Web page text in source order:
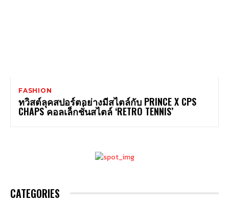
FASHION
ทวิสต์ลุคสปอร์ตอย่างมีสไตล์กับ PRINCE X CPS
CHAPS คอลเล็กชั่นสไตล์ ‘RETRO TENNIS’
CATEGORIES